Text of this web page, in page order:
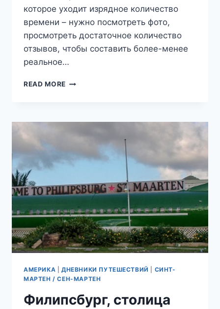
которое уходит изрядное количество
времени – нужно посмотреть фото,
просмотреть достаточное количество
отзывов, чтобы составить более-менее
реальное…
READ MORE 10
СЕН-
(ФРАНЦУЗСКАЯ
ЧАСТЬ
ОСТРОВА
МАРТИНА)
АМЕРИКА ДНЕВНИКИ ПУТЕШЕСТВИЙ
СИНТ-
МАРТЕН / СЕН-МАРТЕН
Филипсбург, столица